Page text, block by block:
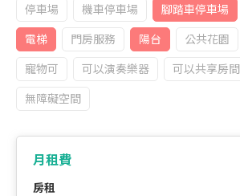
停車場
機車停車場 腳踏車停車場
電梯
門房服務 陽台 公共花園
寵物可
可以演奏樂器 可以共享房間
無障礙空間
月租費
房租